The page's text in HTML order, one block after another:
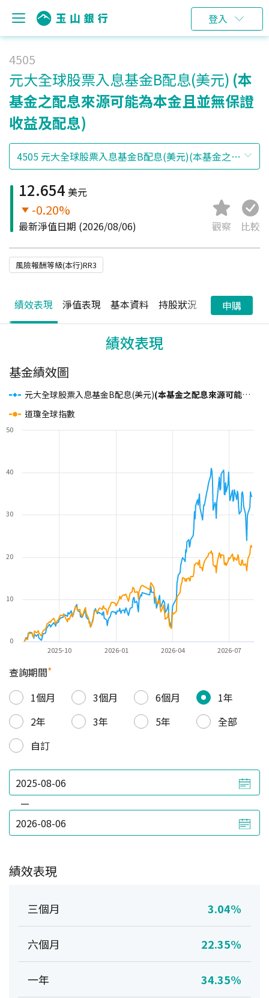
登入
4505
元大全球股票入息基金B配息(美元) (本
基金之配息來源可能為本金且並無保證
收益及配息)
12.654 美元
-0.20%
最新淨值日期 (2026/08/06) 觀察 比較
風險報酬等級(本行)RR3
績效表現 淨值表現 基本資料 持股狀況 配息狀況
申購
績效表現
基金績效圖
元大全球股票入息基金B配息(美元)(本基金之配息來源可能為本金且並無保證收益及配息)
道瓊全球指數
2025-10 2026-01 2026-04 2026-07
0
10
20
30
40
50
查詢期間*
1個月
3個月 6個月
1年
2年
3年 5年
全部
自訂
—
績效表現
三個月 3.04%
六個月 22.35%
一年 34.35%